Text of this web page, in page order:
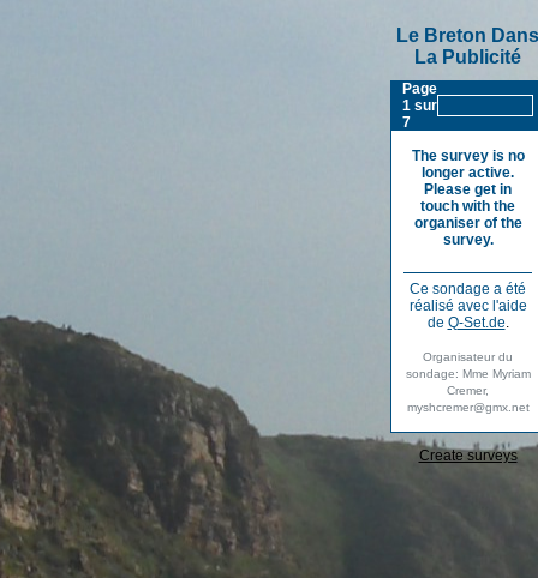
Le Breton Dans
La Publicité
Page
1 sur
7
The survey is no
longer active.
Please get in
touch with the
organiser of the
survey.
Ce sondage a été
réalisé avec l'aide
de Q-Set.de.
Organisateur du
sondage: Mme Myriam
Cremer,
myshcremer@gmx.net
Create surveys